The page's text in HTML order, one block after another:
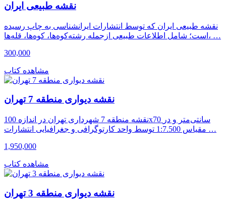
نقشه طبیعی ایران
نقشه طبیعی ایران که توسط انتشارات ایرانشناسی به چاپ رسیده
است؛ شامل اطلاعات طبیعی ازجمله رشته‌کوه‌ها، کوه‌ها، قله‌ها، …
300,000
مشاهده کتاب
نقشه دیواری منطقه 7 تهران
نقشه منطقه 7 شهرداری تهران در اندازه 100x70 سانتی‌متر و در
مقیاس 1:7.500 توسط واحد کارتوگرافی و جغرافیایی انتشارات …
1,950,000
مشاهده کتاب
نقشه دیواری منطقه 3 تهران